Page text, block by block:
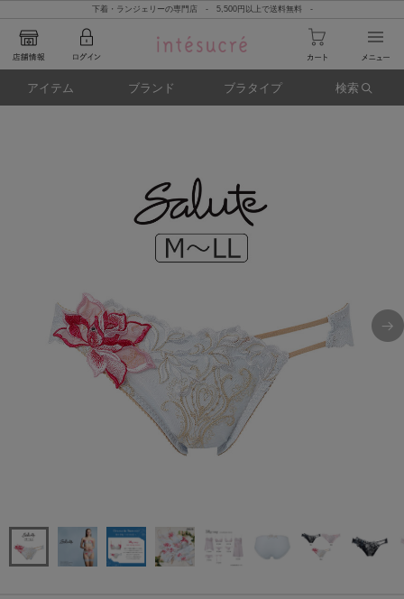
下着・ランジェリーの専門店 - 5,500円以上で送料無料 -
アイテム ブランド ブラタイプ 検索